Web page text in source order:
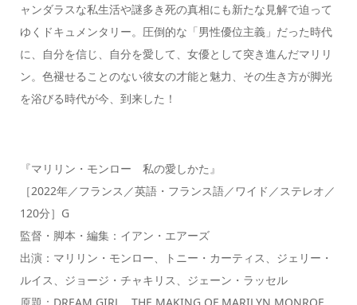
ャンダラスな私生活や謎多き死の真相にも新たな見解で迫って
ゆくドキュメンタリー。圧倒的な「男性優位主義」だった時代
に、自分を信じ、自分を愛して、女優として突き進んだマリリ
ン。色褪せることのない彼女の才能と魅力、その生き方が脚光
を浴びる時代が今、到来した！
『マリリン・モンロー 私の愛しかた』
［2022年／フランス／英語・フランス語／ワイド／ステレオ／
120分］G
監督・脚本・編集：イアン・エアーズ
出演：マリリン・モンロー、トニー・カーティス、ジェリー・
ルイス、ジョージ・チャキリス、ジェーン・ラッセル
原題：DREAM GIRL THE MAKING OF MARILYN MONROE